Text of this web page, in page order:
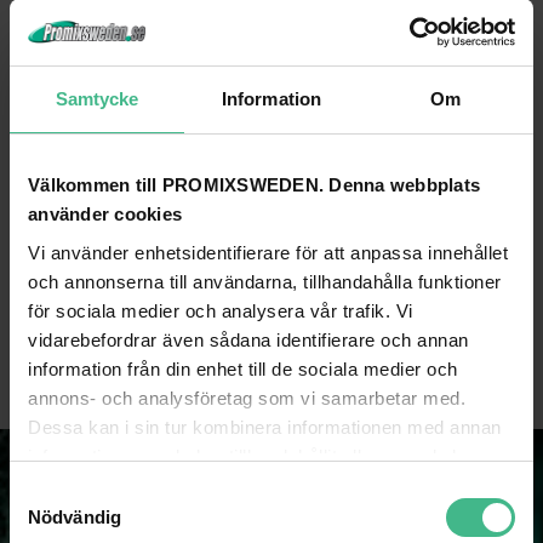
Samtycke Information Om
Välkommen till PROMIXSWEDEN. Denna webbplats
använder cookies
Vi använder enhetsidentifierare för att anpassa innehållet
och annonserna till användarna, tillhandahålla funktioner
för sociala medier och analysera vår trafik. Vi
vidarebefordrar även sådana identifierare och annan
information från din enhet till de sociala medier och
annons- och analysföretag som vi samarbetar med.
Dessa kan i sin tur kombinera informationen med annan
information som du har tillhandahållit eller som de har
Nödvändig
EUROLITE DISTRIBUTOR 3-FOLD IP44 BK 5M
Eurolite Distributör 3-vägs IP44 svart 5m
459 kr
GÅ TILL PRODUKT
EUROLITE DISTRIBUTOR 3-FOLD IP44 BK 1.5M
316 kr
GÅ TILL PRODUKT